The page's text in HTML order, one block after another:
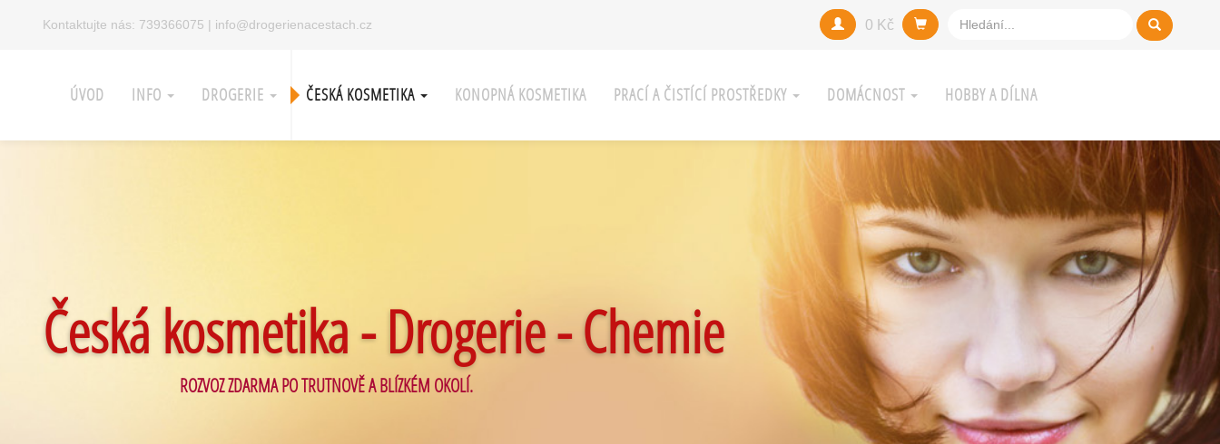
Kontaktujte nás: 739366075 | info@drogerienacestach.cz 0 Kč
ÚVOD INFO DROGERIE ČESKÁ KOSMETIKA KONOPNÁ KOSMETIKA PRACÍ A ČISTÍCÍ PROSTŘEDKY DOMÁCNOST HOBBY A DÍLNA
Česká kosmetika - Drogerie - Chemie
ROZVOZ ZDARMA PO TRUTNOVĚ A BLÍZKÉM OKOLÍ.